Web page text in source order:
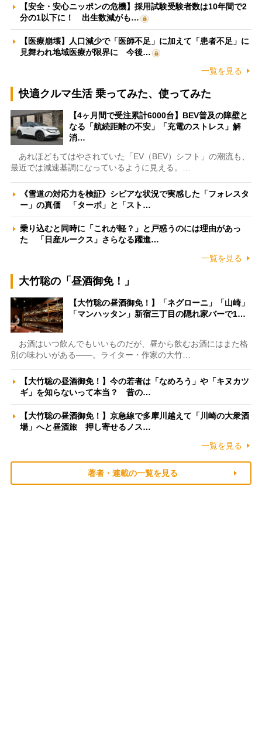
【安全・安心ニッポンの危機】採用試験受験者数は10年間で2
分の1以下に！ 出生数減がも…
【医療崩壊】人口減少で「医師不足」に加えて「患者不足」に
見舞われ地域医療が限界に 今後…
一覧を見る
快適クルマ生活 乗ってみた、使ってみた
【4ヶ月間で受注累計6000台】BEV普及の障壁と
なる「航続距離の不安」「充電のストレス」解
消…
あれほどもてはやされていた「EV（BEV）シフト」の潮流も、
最近では減速基調になっているように見える。…
《雪道の対応力を検証》シビアな状況で実感した「フォレスタ
ー」の真価 「ターボ」と「スト…
乗り込むと同時に「これが軽？」と戸惑うのには理由があっ
た 「日産ルークス」さらなる躍進…
一覧を見る
大竹聡の「昼酒御免！」
【大竹聡の昼酒御免！】「ネグローニ」「山崎」
「マンハッタン」新宿三丁目の隠れ家バーで1…
お酒はいつ飲んでもいいものだが、昼から飲むお酒にはまた格
別の味わいがある――。ライター・作家の大竹…
【大竹聡の昼酒御免！】今の若者は「なめろう」や「キヌカツ
ギ」を知らないって本当？ 昔の…
【大竹聡の昼酒御免！】京急線で多摩川越えて「川崎の大衆酒
場」へと昼酒旅 押し寄せるノス…
一覧を見る
著者・連載の一覧を見る